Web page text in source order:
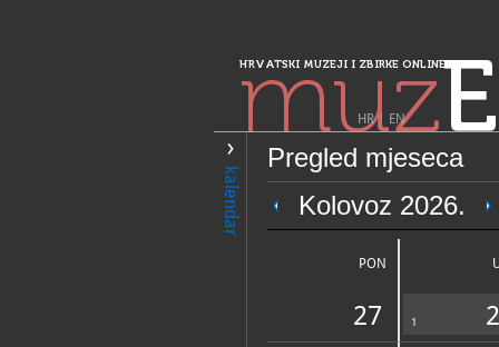
HRVATSKI MUZEJI I ZBIRKE ONLINE
muz
HR| EN
kalendar
Pregled mjeseca
Kolovoz 2026.
PON
27 1
PRETRAŽIVANJE
Sjeverozapadna
Zavičajni